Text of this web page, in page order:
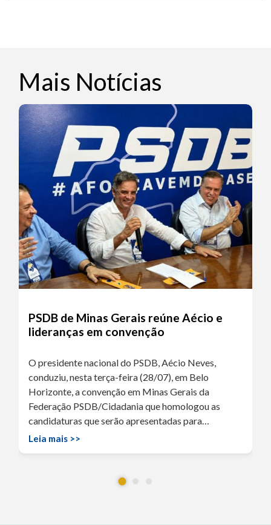
Mais Notícias
PSDB de Minas Gerais reúne Aécio e
lideranças em convenção
O presidente nacional do PSDB, Aécio Neves,
conduziu, nesta terça-feira (28/07), em Belo
Horizonte, a convenção em Minas Gerais da
Federação PSDB/Cidadania que homologou as
candidaturas que serão apresentadas para…
Leia mais >>